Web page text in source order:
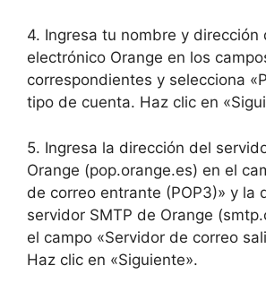
4. Ingresa tu nombre y dirección
electrónico Orange en los
correspondientes y selecciona
tipo de cuenta. Haz clic en
5. Ingresa la dirección del
Orange (pop.orange.es) en el
de correo entrante (POP3)» y la
servidor SMTP de Orange
el campo «Servidor de correo
Haz clic en «Siguiente».